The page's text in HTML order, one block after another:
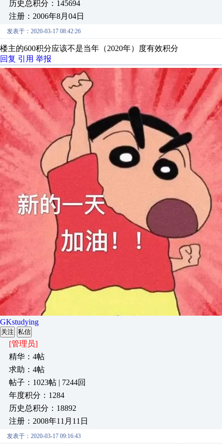
历史总积分：145694
注册：2006年8月04日
发表于：2020-03-17 08:42:26
楼主的600积分应该不是当年（2020年）度有效积分
回复 引用 举报
GKstudying
关注 私信
[管理员]
精华：4帖
求助：4帖
帖子：1023帖 | 7244回
年度积分：1284
历史总积分：18892
注册：2008年11月11日
发表于：2020-03-17 09:16:43